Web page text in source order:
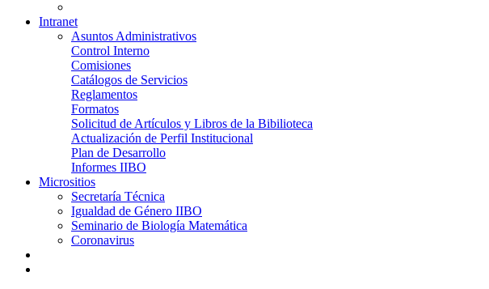
Intranet
Asuntos Administrativos
Control Interno
Comisiones
Catálogos de Servicios
Reglamentos
Formatos
Solicitud de Artículos y Libros de la Bibilioteca
Actualización de Perfil Institucional
Plan de Desarrollo
Informes IIBO
Micrositios
Secretaría Técnica
Igualdad de Género IIBO
Seminario de Biología Matemática
Coronavirus